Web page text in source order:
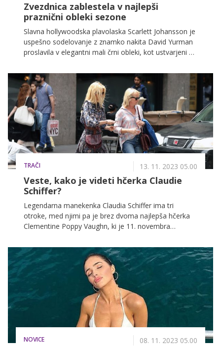
Zvezdnica zablestela v najlepši
praznični obleki sezone
Slavna hollywoodska plavolaska Scarlett Johansson je
uspešno sodelovanje z znamko nakita David Yurman
proslavila v elegantni mali črni obleki, kot ustvarjeni za
TRAČI 13. 11. 2023 05.00
Veste, kako je videti hčerka Claudie
Schiffer?
Legendarna manekenka Claudia Schiffer ima tri
otroke, med njimi pa je brez dvoma najlepša hčerka
Clementine Poppy Vaughn, ki je 11. novembra
NOVICE 08. 11. 2023 05.00